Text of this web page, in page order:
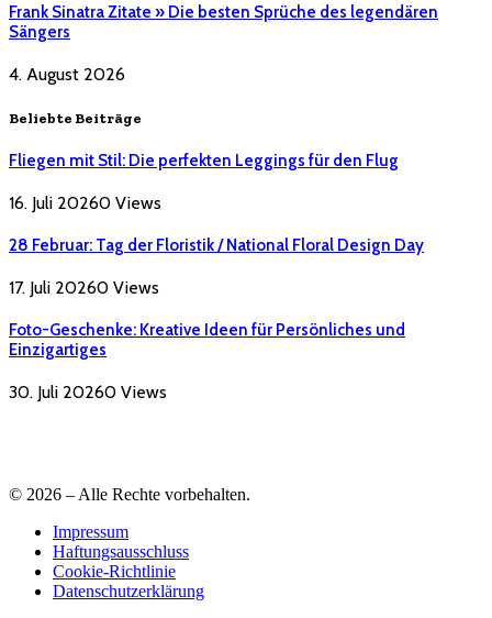
Frank Sinatra Zitate » Die besten Sprüche des legendären
Sängers
4. August 2026
Beliebte Beiträge
Fliegen mit Stil: Die perfekten Leggings für den Flug
16. Juli 20260 Views
28 Februar: Tag der Floristik / National Floral Design Day
17. Juli 20260 Views
Foto-Geschenke: Kreative Ideen für Persönliches und
Einzigartiges
30. Juli 20260 Views
© 2026 – Alle Rechte vorbehalten.
Impressum
Haftungsausschluss
Cookie-Richtlinie
Datenschutzerklärung